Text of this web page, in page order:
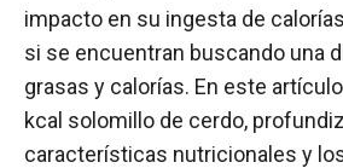
impacto en su ingesta de
si se encuentran buscando una
grasas y calorías. En este
kcal solomillo de cerdo,
características nutricionales y